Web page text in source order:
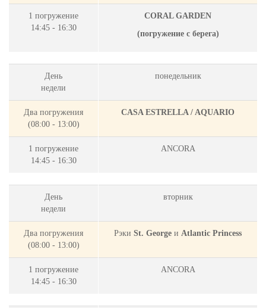
1 погружение
14:45 - 16:30
CORAL GARDEN
(погружение с берега)
День
недели
понедельник
Два погружения
(08:00 - 13:00)
CASA ESTRELLA / AQUARIO
1 погружение
14:45 - 16:30
ANCORA
День
недели
вторник
Два погружения
(08:00 - 13:00)
Рэки St. George и Atlantic Princess
1 погружение
14:45 - 16:30
ANCORA